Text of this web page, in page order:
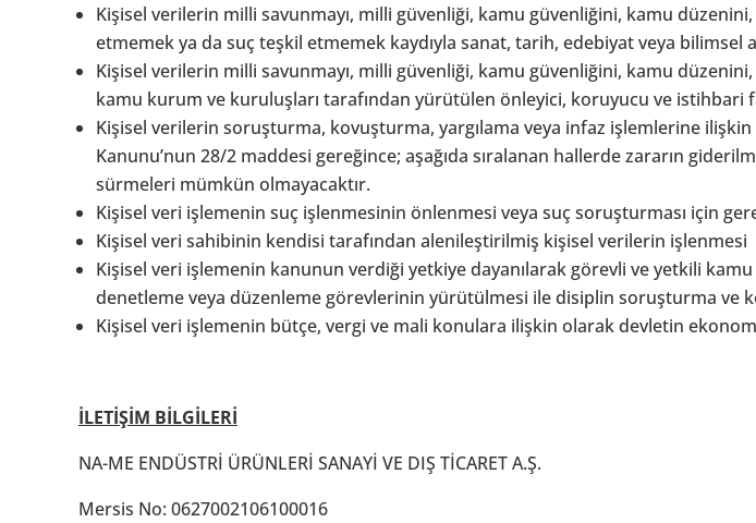
Kişisel verilerin milli savunmayı, milli güvenliği, kamu güvenliğini, kamu
etmemek ya da suç teşkil etmemek kaydıyla sanat, tarih, edebiyat veya
Kişisel verilerin milli savunmayı, milli güvenliği, kamu güvenliğini, kamu
kamu kurum ve kuruluşları tarafından yürütülen önleyici, koruyucu ve istihbari
Kişisel verilerin soruşturma, kovuşturma, yargılama veya infaz işlemlerine
Kanunu’nun 28/2 maddesi gereğince; aşağıda sıralanan hallerde zararın
sürmeleri mümkün olmayacaktır.
Kişisel veri işlemenin suç işlenmesinin önlenmesi veya suç soruşturması için
Kişisel veri sahibinin kendisi tarafından alenileştirilmiş kişisel verilerin işlenmesi
Kişisel veri işlemenin kanunun verdiği yetkiye dayanılarak görevli ve yetkili
denetleme veya düzenleme görevlerinin yürütülmesi ile disiplin soruşturma ve
Kişisel veri işlemenin bütçe, vergi ve mali konulara ilişkin olarak devletin
İLETİŞİM BİLGİLERİ
NA-ME ENDÜSTRİ ÜRÜNLERİ SANAYİ VE DIŞ TİCARET A.Ş.
Mersis No: 0627002106100016